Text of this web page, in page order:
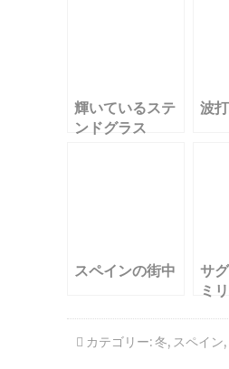
輝いているステ
ンドグラス
波
スペインの街中
サ
ミ
カテゴリー:冬, スペイン,